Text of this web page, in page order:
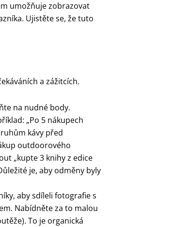
umožňuje zobrazovat
Ujistěte se, že tuto
a zážitcích.
na nudné body.
„Po 5 nákupech
kávy před
outdoorového
„kupte 3 knihy z edice
je, aby odměny byly
aby sdíleli fotografie s
Nabídněte za to malou
To je organická